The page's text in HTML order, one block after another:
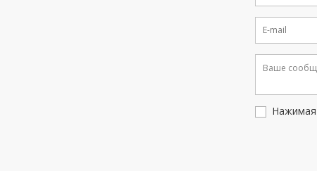
Нажимая